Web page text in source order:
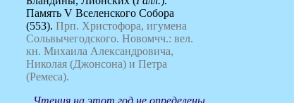
Память V Вселенского Собора
(553). Прп. Христофора, игумена
Сольвычегодского. Новомчч.: вел.
кн. Михаила Александровича,
Николая (Джонсона) и Петра
(Ремеса).
Чтения на этот год не определены